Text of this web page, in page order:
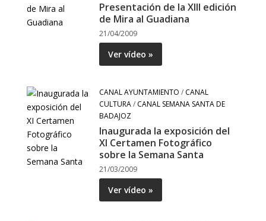
Presentación de la XIII edición
de Mira al Guadiana
21/04/2009
Ver vídeo »
CANAL AYUNTAMIENTO / CANAL
CULTURA/ CANAL SEMANA SANTA DE
BADAJOZ
Inaugurada la exposición del
XI Certamen Fotográfico
sobre la Semana Santa
21/03/2009
Ver vídeo »